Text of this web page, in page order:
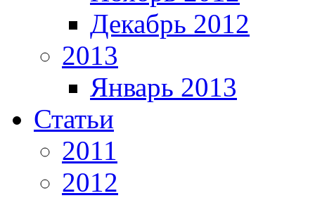
Декабрь 2012
2013
Январь 2013
Статьи
2011
2012